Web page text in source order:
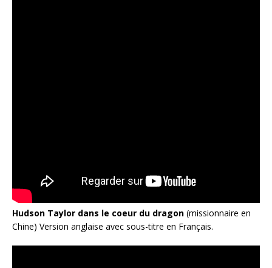
Hudson Taylor dans le coeur du dragon (missionnaire en
Chine) Version anglaise avec sous-titre en Français.